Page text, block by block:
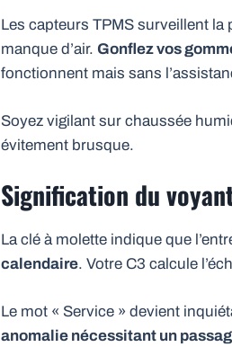
Les capteurs TPMS surveillent la
manque d’air. Gonflez vos
fonctionnent mais sans
Soyez vigilant sur chaussée
évitement brusque.
Signification du
La clé à molette indique que
calendaire. Votre C3 calcule
Le mot « Service » devient
anomalie nécessitant un